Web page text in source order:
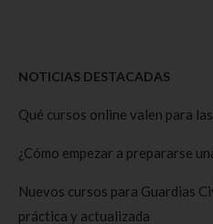
NOTICIAS DESTACADAS
Qué cursos online valen para
¿Cómo empezar a prepararse
Nuevos cursos para Guardias
práctica y actualizada